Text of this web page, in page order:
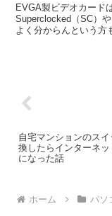
EVGA製ビデオカード
Superclocked（SC）
よく分からんという方
自宅マンションのス
換したらインターネ
になった話
ホーム パソ